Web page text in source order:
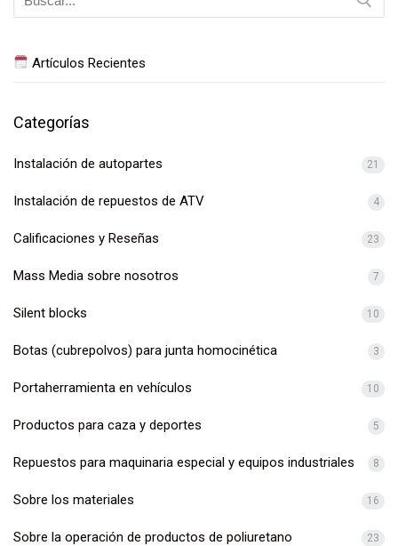
Artículos Recientes
Categorías
Instalación de autopartes 21
Instalación de repuestos de ATV 4
Calificaciones y Reseñas 23
Mass Media sobre nosotros 7
Silent blocks 10
Botas (cubrepolvos) para junta homocinética 3
Portaherramienta en vehículos 10
Productos para caza y deportes 5
Repuestos para maquinaria especial y equipos industriales 8
Sobre los materiales 16
Sobre la operación de productos de poliuretano 23